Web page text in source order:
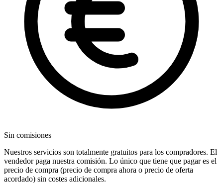
Sin comisiones
Nuestros servicios son totalmente gratuitos para los compradores. El
vendedor paga nuestra comisión. Lo único que tiene que pagar es el
precio de compra (precio de compra ahora o precio de oferta
acordado) sin costes adicionales.